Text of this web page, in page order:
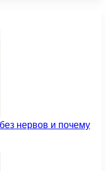
нервов и почему